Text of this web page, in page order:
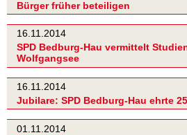
Bürger früher beteiligen
16.11.2014
SPD Bedburg-Hau vermittelt
Wolfgangsee
16.11.2014
Jubilare: SPD Bedburg-Hau ehrte
01.11.2014